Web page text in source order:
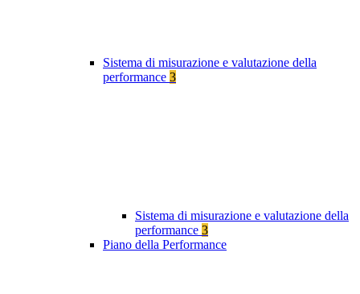
Sistema di misurazione e valutazione della
performance 3
Sistema di misurazione e valutazione della
performance 3
Piano della Performance